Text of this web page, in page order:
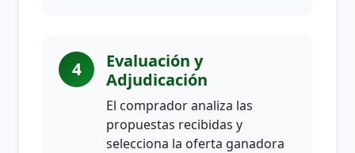
4
Evaluación y
Adjudicación
El comprador analiza las
propuestas recibidas y
selecciona la oferta ganadora